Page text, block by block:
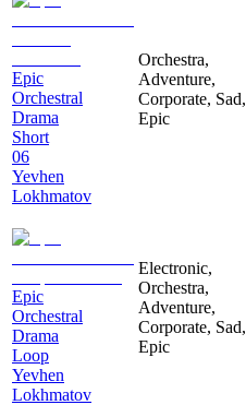
Epic
Orchestral
Drama
Short
06
Yevhen
Lokhmatov
Orchestra,
Adventure,
Corporate, Sad,
Epic
Epic
Orchestral
Drama
Loop
Yevhen
Lokhmatov
Electronic,
Orchestra,
Adventure,
Corporate, Sad,
Epic